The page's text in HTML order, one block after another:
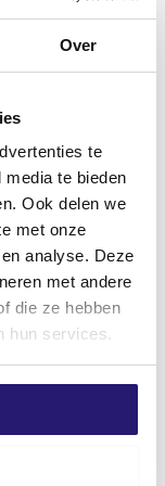
Over
te
te bieden
Ook delen we
met onze
analyse. Deze
met andere
die ze hebben
hun services.
rij:
en flexibel
splijten –
hout en schroef
op het
met een
en
6,0 x 100
100 stuks
voorraad
Interlock